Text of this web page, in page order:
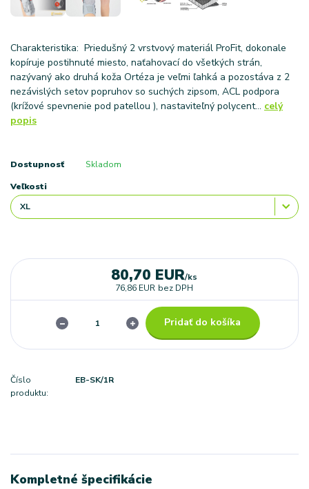
Charakteristika: Priedušný 2 vrstvový materiál ProFit, dokonale
kopíruje postihnuté miesto, naťahovací do všetkých strán,
nazývaný ako druhá koža Ortéza je veľmi ľahká a pozostáva z 2
nezávislých setov popruhov so suchých zipsom, ACL podpora
(krížové spevnenie pod patellou ), nastaviteľný polycent... celý
popis
Dostupnosť Skladom
Veľkosti
80,70 EUR/ks
76,86 EUR bez DPH
Pridať do košíka
Číslo
produktu:
EB-SK/1R
Kompletné špecifikácie